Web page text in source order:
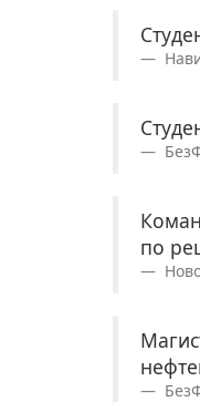
по